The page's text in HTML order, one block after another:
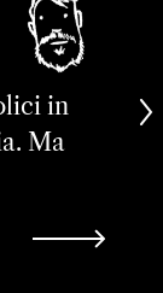
in
Ma